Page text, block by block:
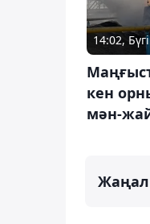
14:02,
кен
мән-